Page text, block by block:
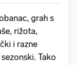
grah s
rižota,
i razne
Tako